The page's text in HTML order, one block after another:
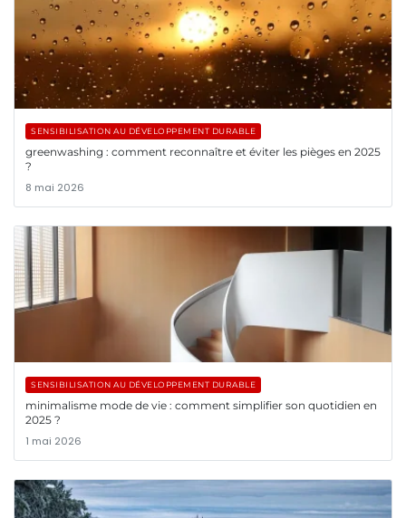
SENSIBILISATION AU DÉVELOPPEMENT DURABLE
greenwashing : comment reconnaître et éviter les pièges en 2025
?
8 mai 2026
SENSIBILISATION AU DÉVELOPPEMENT DURABLE
minimalisme mode de vie : comment simplifier son quotidien en
2025 ?
1 mai 2026